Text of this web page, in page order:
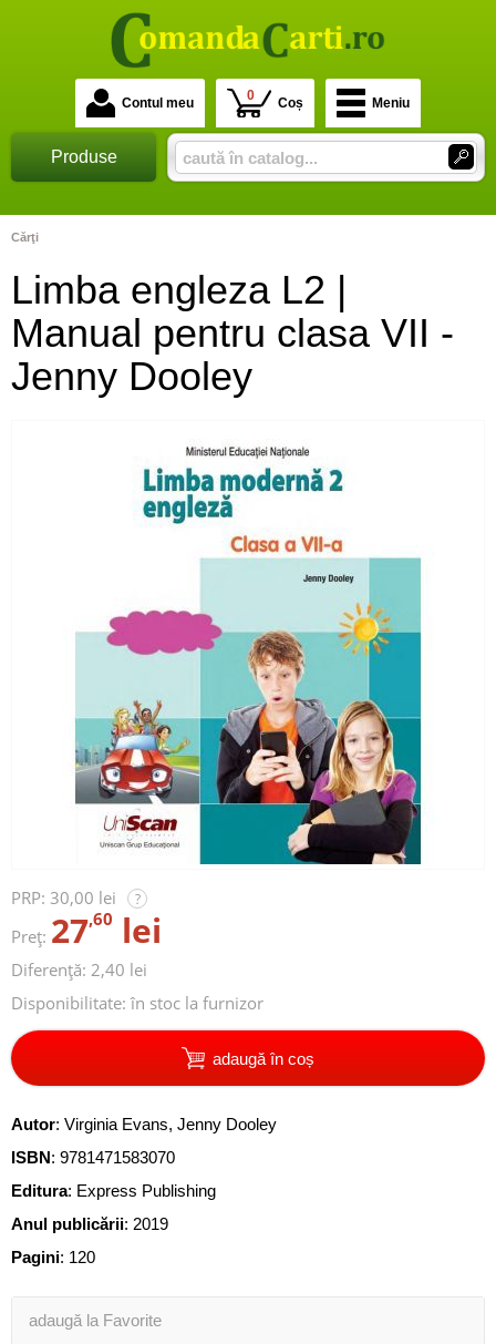
Contul meu 0 Coș Meniu
Produse
Cărţi
Limba engleza L2 |
Manual pentru clasa VII -
Jenny Dooley
PRP: 30,00 lei ?
Preț: 27,60 lei
Diferență: 2,40 lei
Disponibilitate: în stoc la furnizor
adaugă în coș
Autor: Virginia Evans, Jenny Dooley
ISBN: 9781471583070
Editura: Express Publishing
Anul publicării: 2019
Pagini: 120
adaugă la Favorite